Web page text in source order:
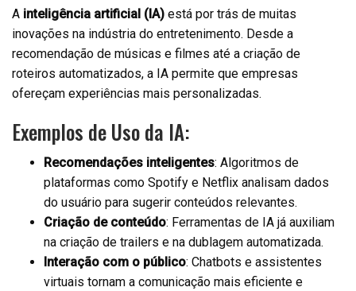
A inteligência artificial (IA) está por trás de muitas
inovações na indústria do entretenimento. Desde a
recomendação de músicas e filmes até a criação de
roteiros automatizados, a IA permite que empresas
ofereçam experiências mais personalizadas.
Exemplos de Uso da IA:
Recomendações inteligentes: Algoritmos de
plataformas como Spotify e Netflix analisam dados
do usuário para sugerir conteúdos relevantes.
Criação de conteúdo: Ferramentas de IA já auxiliam
na criação de trailers e na dublagem automatizada.
Interação com o público: Chatbots e assistentes
virtuais tornam a comunicação mais eficiente e